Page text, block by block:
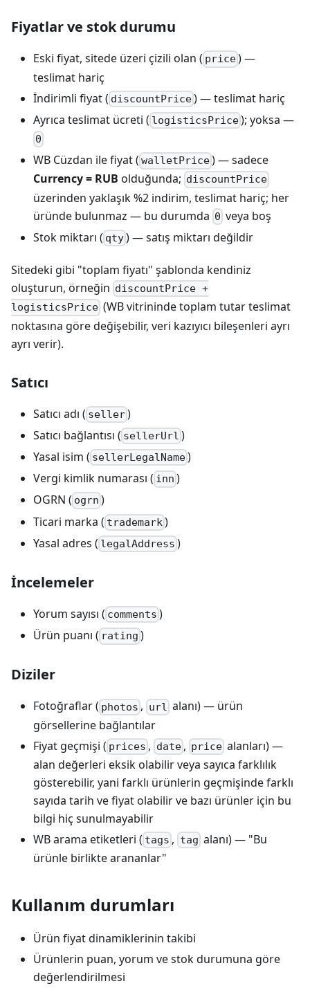
Fiyatlar ve stok durumu
Eski fiyat, sitede üzeri çizili olan ( price) —
teslimat hariç
İndirimli fiyat ( discountPrice) — teslimat hariç
Ayrıca teslimat ücreti ( logisticsPrice); yoksa —
0
WB Cüzdan ile fiyat ( walletPrice) — sadece
Currency = RUB olduğunda; discountPrice
üzerinden yaklaşık %2 indirim, teslimat hariç; her
üründe bulunmaz — bu durumda 0 veya boş
Stok miktarı ( qty) — satış miktarı değildir
Sitedeki gibi "toplam fiyatı" şablonda kendiniz
oluşturun, örneğin discountPrice +
logisticsPrice (WB vitrininde toplam tutar teslimat
noktasına göre değişebilir, veri kazıyıcı bileşenleri ayrı
ayrı verir).
Satıcı
Satıcı adı ( seller)
Satıcı bağlantısı ( sellerUrl )
Yasal isim ( sellerLegalName)
Vergi kimlik numarası ( inn )
OGRN ( ogrn )
Ticari marka ( trademark)
Yasal adres ( legalAddress )
İncelemeler
Yorum sayısı ( comments )
Ürün puanı ( rating )
Diziler
Fotoğraflar ( photos , url alanı) — ürün
görsellerine bağlantılar
Fiyat geçmişi ( prices , date, price alanları) —
alan değerleri eksik olabilir veya sayıca farklılık
gösterebilir, yani farklı ürünlerin geçmişinde farklı
sayıda tarih ve fiyat olabilir ve bazı ürünler için bu
bilgi hiç sunulmayabilir
WB arama etiketleri ( tags , tag alanı) — "Bu
ürünle birlikte arananlar"
Kullanım durumları
Ürün fiyat dinamiklerinin takibi
Ürünlerin puan, yorum ve stok durumuna göre
değerlendirilmesi